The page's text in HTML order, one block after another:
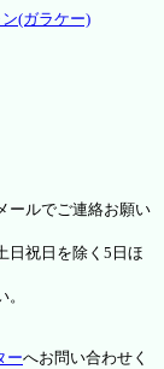
(ガラケー)
ールでご連絡お願い
日祝日を除く5日ほ
ーへお問い合わせく